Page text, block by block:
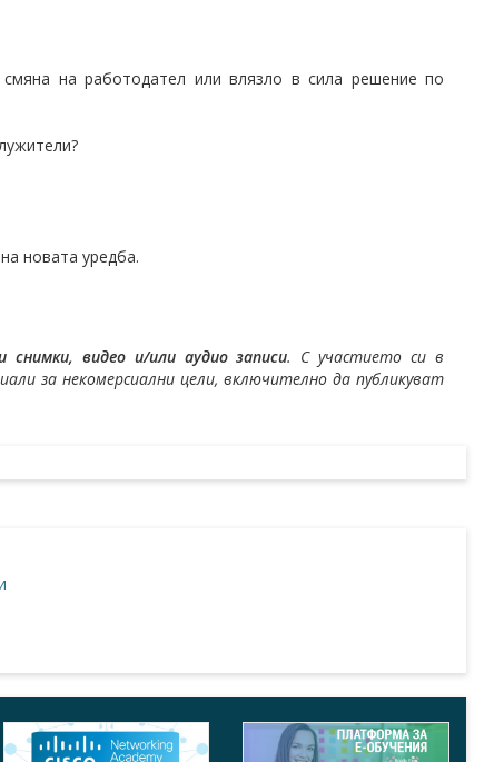
на работодател или влязло в сила решение по
новата уредба.
видео и/или аудио записи. С участието си в
за некомерсиални цели, включително да публикуват